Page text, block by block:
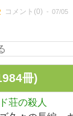
コメント(0) 07/05
冊)
荘の殺人